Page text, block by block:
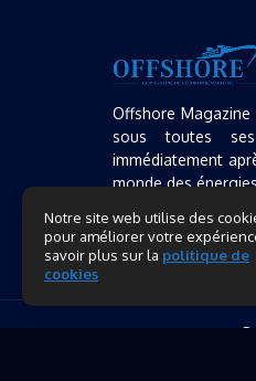
Offshore
sous toutes ses
immédiatement
monde des
Notre site web utilise des
pour améliorer votre
savoir plus sur la politique de
cookies